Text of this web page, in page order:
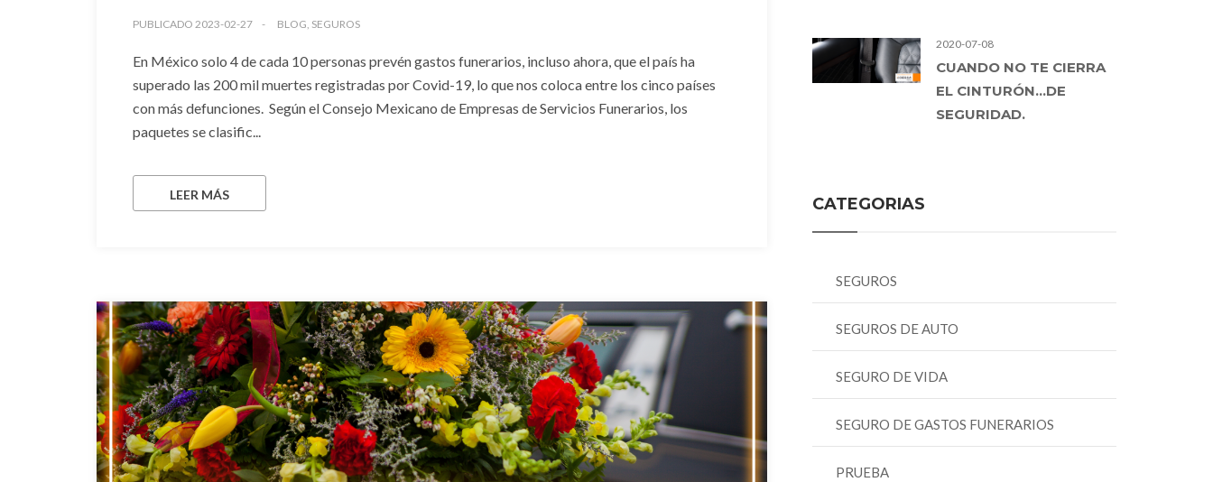
PUBLICADO 2023-02-27 BLOG, SEGUROS
En México solo 4 de cada 10 personas prevén gastos funerarios, incluso ahora, que el país ha
superado las 200 mil muertes registradas por Covid-19, lo que nos coloca entre los cinco países
con más defunciones. Según el Consejo Mexicano de Empresas de Servicios Funerarios, los
paquetes se clasific...
LEER MÁS
2020-07-08
CUANDO NO TE CIERRA
EL CINTURÓN…DE
SEGURIDAD.
CATEGORIAS
SEGUROS
SEGUROS DE AUTO
SEGURO DE VIDA
SEGURO DE GASTOS FUNERARIOS
PRUEBA